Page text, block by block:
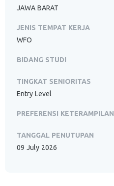
JAWA BARAT
JENIS TEMPAT KERJA
WFO
BIDANG STUDI
TINGKAT SENIORITAS
Entry Level
PREFERENSI KETERAMPILAN
TANGGAL PENUTUPAN
09 July 2026